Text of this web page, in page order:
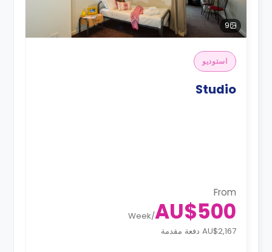
9
استوديو
Studio
From
AU$500
/
Week
AU$2,167 دفعة مقدمة